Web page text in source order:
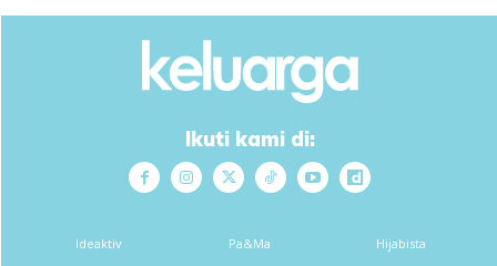
Ikuti kami di:
Ideaktiv Pa&Ma Hijabista